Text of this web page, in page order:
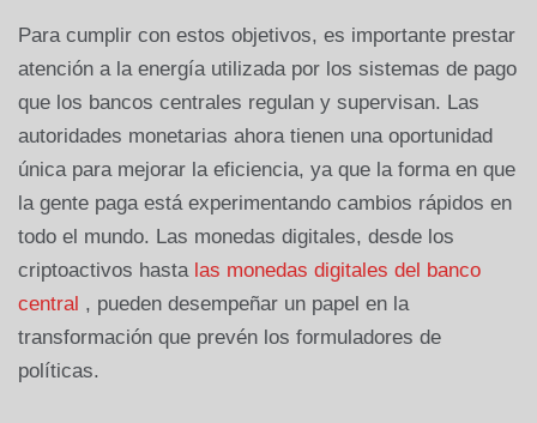
Para cumplir con estos objetivos, es importante prestar
atención a la energía utilizada por los sistemas de pago
que los bancos centrales regulan y supervisan. Las
autoridades monetarias ahora tienen una oportunidad
única para mejorar la eficiencia, ya que la forma en que
la gente paga está experimentando cambios rápidos en
todo el mundo. Las monedas digitales, desde los
criptoactivos hasta las monedas digitales del banco
central , pueden desempeñar un papel en la
transformación que prevén los formuladores de
políticas.